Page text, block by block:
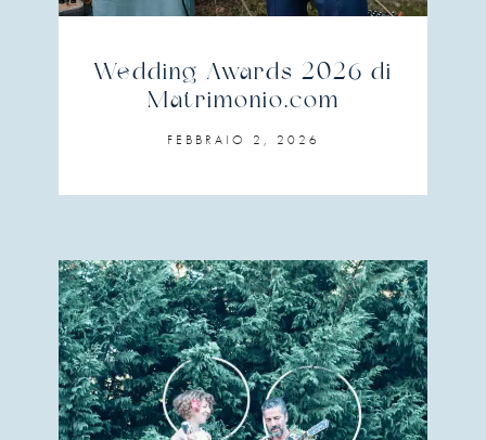
Wedding Awards 2026 di
Matrimonio.com
FEBBRAIO 2, 2026